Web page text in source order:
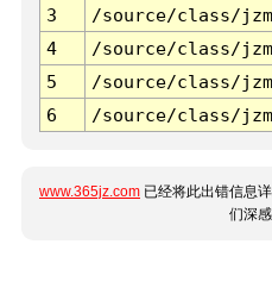
3 /source/class/
4
/source/class/
5
/source/class/
6
/source/class/
www.365jz.com 已经将此出错信息
们深